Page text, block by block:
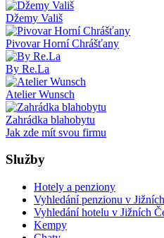
Džemy Vališ
Pivovar Horní Chrášťany
By Re.La
Atelier Wunsch
Zahrádka blahobytu
Jak zde mít svou firmu
Služby
Hotely a penziony
Vyhledání penzionu v
Vyhledání hotelu v Jižních
Kempy